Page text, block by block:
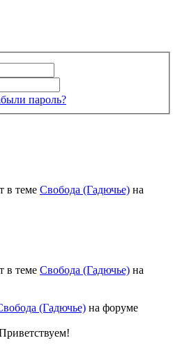
пароль?
в теме Свобода (Гадючье) на
в теме Свобода (Гадючье) на
(Гадючье) на форуме